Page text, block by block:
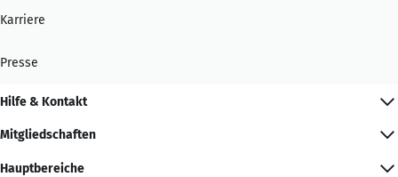
Karriere
Presse
Hilfe & Kontakt
Mitgliedschaften
Hauptbereiche